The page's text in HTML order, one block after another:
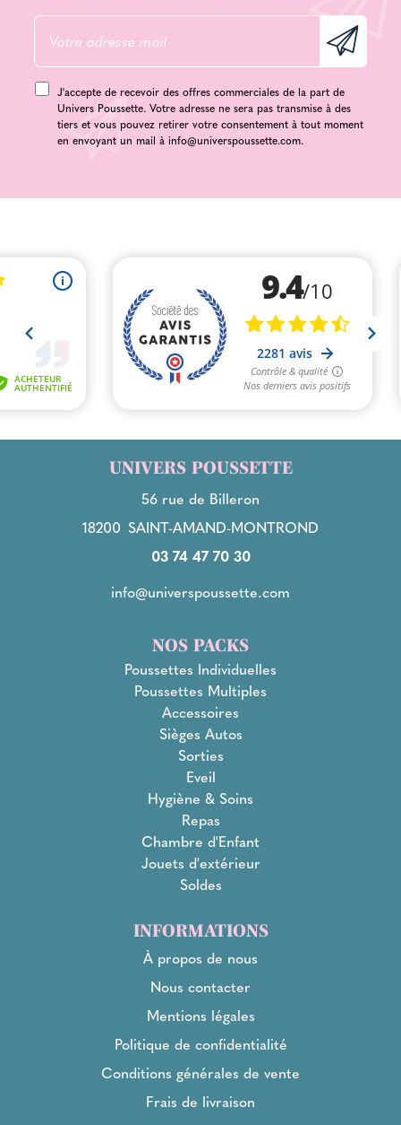
J'accepte de recevoir des offres commerciales de la part de
Univers Poussette. Votre adresse ne sera pas transmise à des
tiers et vous pouvez retirer votre consentement à tout moment
en envoyant un mail à info@universpoussette.com.
UNIVERS POUSSETTE
56 rue de Billeron
18200 SAINT-AMAND-MONTROND
03 74 47 70 30
info@universpoussette.com
NOS PACKS
Poussettes Individuelles
Poussettes Multiples
Accessoires
Sièges Autos
Sorties
Eveil
Hygiène & Soins
Repas
Chambre d'Enfant
Jouets d'extérieur
Soldes
INFORMATIONS
À propos de nous
Nous contacter
Mentions légales
Politique de confidentialité
Conditions générales de vente
Frais de livraison